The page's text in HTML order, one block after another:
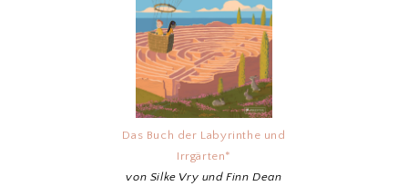
Das Buch der Labyrinthe und
Irrgärten*
von Silke Vry und Finn Dean